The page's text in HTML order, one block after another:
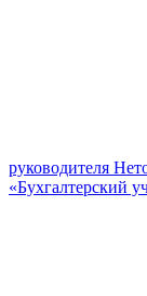
руководителя
«Бухгалтерский